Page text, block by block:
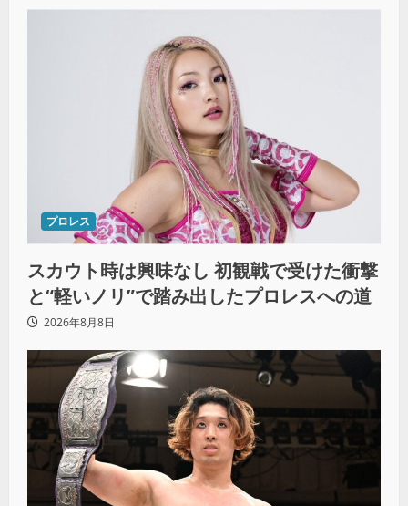
プロレス
スカウト時は興味なし 初観戦で受けた衝撃
と“軽いノリ”で踏み出したプロレスへの道
2026年8月8日